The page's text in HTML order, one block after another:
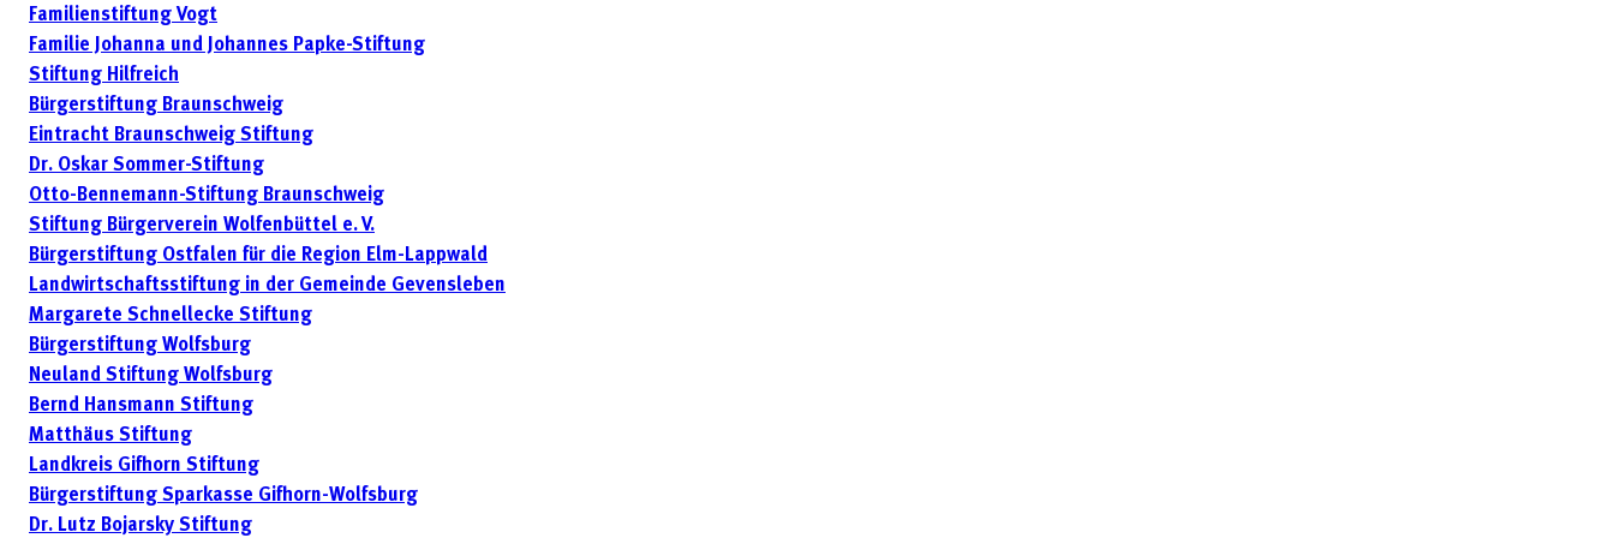
Familienstiftung Vogt
Familie Johanna und Johannes Papke-Stiftung
Stiftung Hilfreich
Bürgerstiftung Braunschweig
Eintracht Braunschweig Stiftung
Dr. Oskar Sommer-Stiftung
Otto-Bennemann-Stiftung Braunschweig
Stiftung Bürgerverein Wolfenbüttel e. V.
Bürgerstiftung Ostfalen für die Region Elm-Lappwald
Landwirtschaftsstiftung in der Gemeinde Gevensleben
Margarete Schnellecke Stiftung
Bürgerstiftung Wolfsburg
Neuland Stiftung Wolfsburg
Bernd Hansmann Stiftung
Matthäus Stiftung
Landkreis Gifhorn Stiftung
Bürgerstiftung Sparkasse Gifhorn-Wolfsburg
Dr. Lutz Bojarsky Stiftung